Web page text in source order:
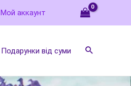
Мой аккаунт
Подарунки від суми